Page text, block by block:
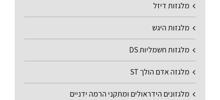
מלגזות דיזל
מלגזות היגש
מלגזות חשמליות DS
מלגזה אדם הולך ST
מלגזונים הידראולים ומתקני הרמה ידניים